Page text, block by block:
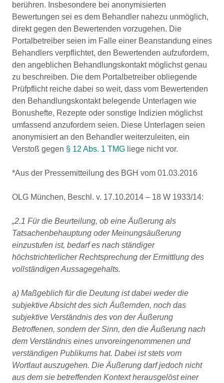
berühren. Insbesondere bei anonymisierten
Bewertungen sei es dem Behandler nahezu unmöglich,
direkt gegen den Bewertenden vorzugehen. Die
Portalbetreiber seien im Falle einer Beanstandung eines
Behandlers verpflichtet, den Bewertenden aufzufordern,
den angeblichen Behandlungskontakt möglichst genau
zu beschreiben. Die dem Portalbetreiber obliegende
Prüfpflicht reiche dabei so weit, dass vom Bewertenden
den Behandlungskontakt belegende Unterlagen wie
Bonushefte, Rezepte oder sonstige Indizien möglichst
umfassend anzufordern seien. Diese Unterlagen seien
anonymisiert an den Behandler weiterzuleiten, ein
Verstoß gegen § 12 Abs. 1 TMG liege nicht vor.
*Aus der Pressemitteilung des BGH vom 01.03.2016
OLG München, Beschl. v. 17.10.2014 – 18 W 1933/14:
„2.1 Für die Beurteilung, ob eine Äußerung als
Tatsachenbehauptung oder Meinungsäußerung
einzustufen ist, bedarf es nach ständiger
höchstrichterlicher Rechtsprechung der Ermittlung des
vollständigen Aussagegehalts.
a) Maßgeblich für die Deutung ist dabei weder die
subjektive Absicht des sich Äußernden, noch das
subjektive Verständnis des von der Äußerung
Betroffenen, sondern der Sinn, den die Äußerung nach
dem Verständnis eines unvoreingenommenen und
verständigen Publikums hat. Dabei ist stets vom
Wortlaut auszugehen. Die Äußerung darf jedoch nicht
aus dem sie betreffenden Kontext herausgelöst einer